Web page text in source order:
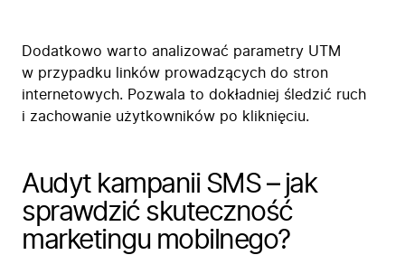
Dodatkowo warto analizować parametry UTM
w przypadku linków prowadzących do stron
internetowych. Pozwala to dokładniej śledzić ruch
i zachowanie użytkowników po kliknięciu.
Audyt kampanii SMS – jak
sprawdzić skuteczność
marketingu mobilnego?